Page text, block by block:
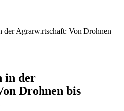
der Agrarwirtschaft: Von Drohnen
in der
Drohnen bis